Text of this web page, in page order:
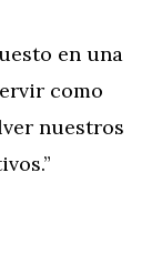
en una
como
nuestros